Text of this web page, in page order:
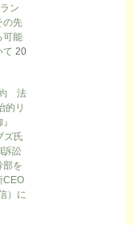
ン
の先
可能
て 20
約 法
的リ
ズ氏
訴訟
を
CEO
）に